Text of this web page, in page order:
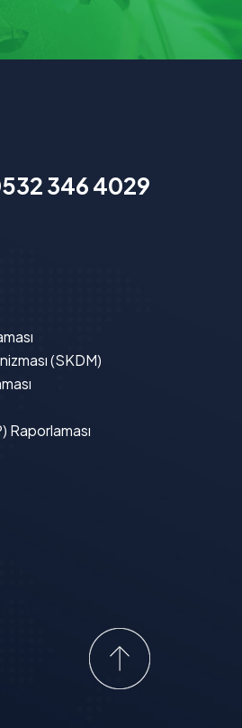
346 4029
(SKDM)
Raporlaması